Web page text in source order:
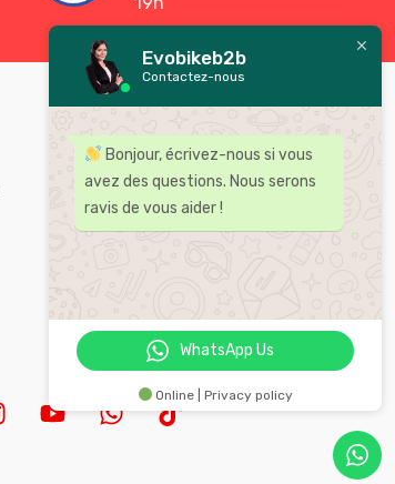
Bienvenue chez Evobike,
distributeur leader des
accessoires et pièces pour moto
au Maroc .
Evobikeb2b
Contactez-nous
Bonjour, écrivez-nous si vous
avez des questions. Nous serons
ravis de vous aider !
WhatsApp Us
Online | Privacy policy